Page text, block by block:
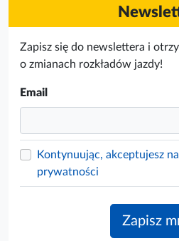
Zapisz się do newslettera i
o zmianach rozkładów jazdy!
Email
Kontynuując, akceptujesz
prywatności